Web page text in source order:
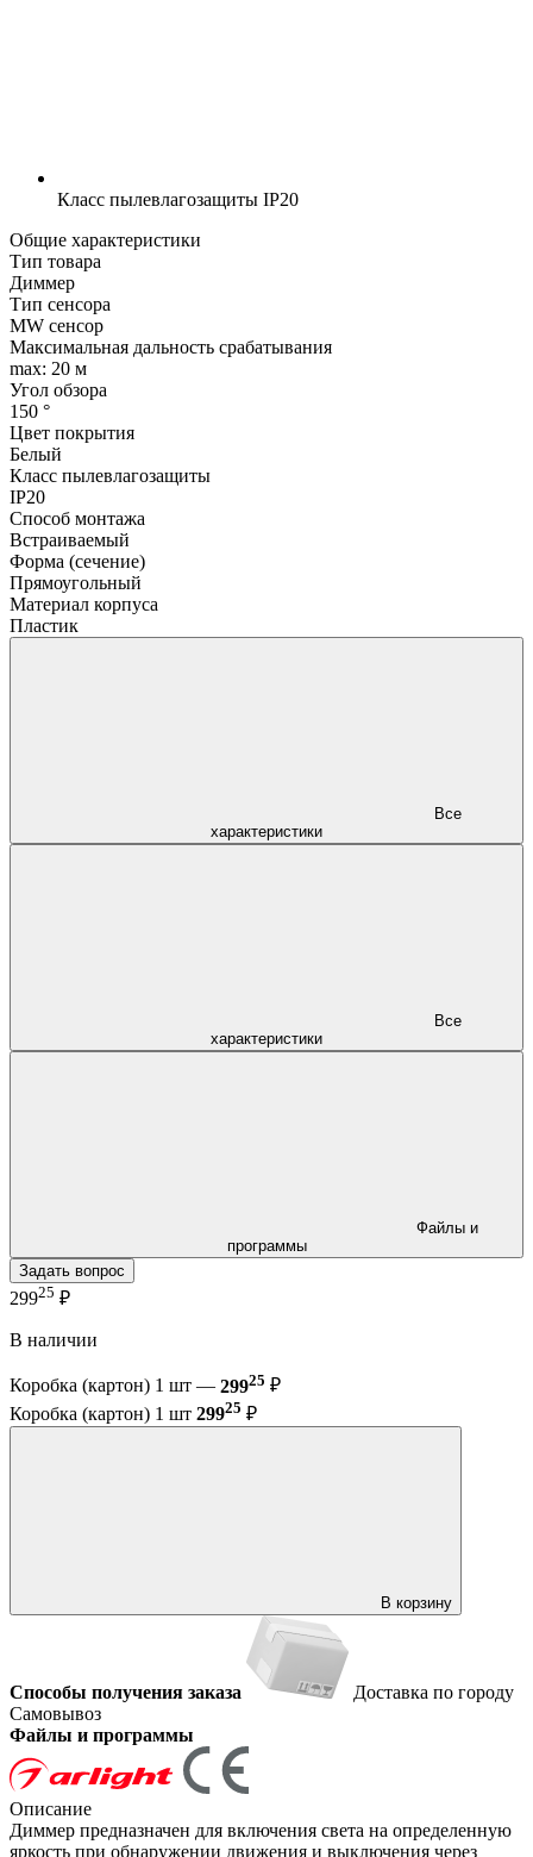
Класс пылевлагозащиты IP20
Общие характеристики
Тип товара
Диммер
Тип сенсора
MW сенсор
Максимальная дальность срабатывания
max: 20 м
Угол обзора
150 °
Цвет покрытия
Белый
Класс пылевлагозащиты
IP20
Способ монтажа
Встраиваемый
Форма (сечение)
Прямоугольный
Материал корпуса
Пластик
характеристики
характеристики
программы
Задать вопрос
29925 ₽
В наличии
Коробка (картон) 1 шт — 29925 ₽
Коробка (картон) 1 шт 29925 ₽
В корзину
Способы получения заказа
Доставка по городу
Самовывоз
Файлы и программы
Описание
Диммер предназначен для включения света на определенную
яркость при обнаружении движения и выключения через